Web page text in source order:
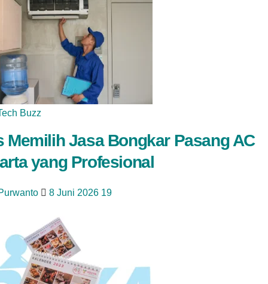
Buzz
Memilih Jasa Bongkar Pasang AC
yang Profesional
8 Juni 2026 19